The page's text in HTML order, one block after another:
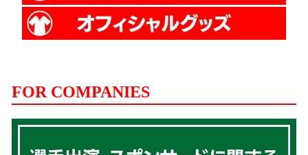
FOR COMPANIES